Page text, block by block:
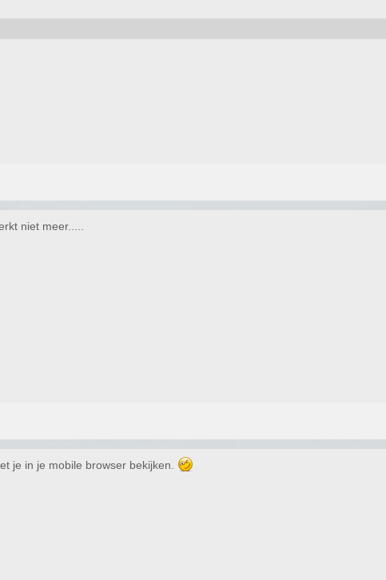
niet meer.....
je in je mobile browser bekijken.